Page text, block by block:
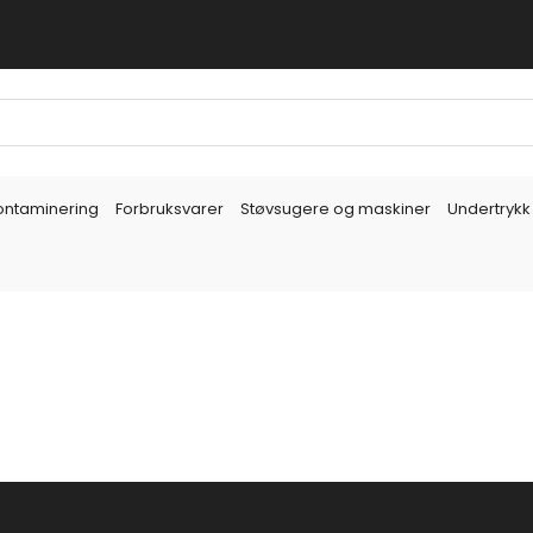
Forbruksvarer Støvsugere og maskiner Undertrykk